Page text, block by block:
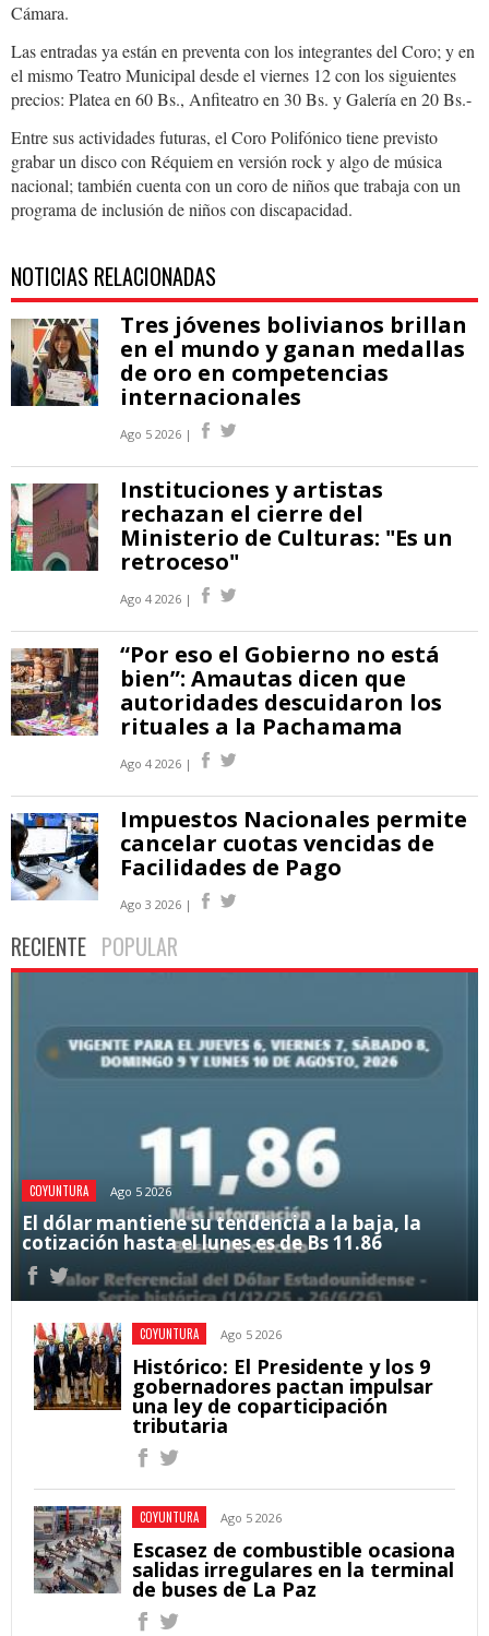
Cámara.
Las entradas ya están en preventa con los integrantes del Coro; y en
el mismo Teatro Municipal desde el viernes 12 con los siguientes
precios: Platea en 60 Bs., Anfiteatro en 30 Bs. y Galería en 20 Bs.-
Entre sus actividades futuras, el Coro Polifónico tiene previsto
grabar un disco con Réquiem en versión rock y algo de música
nacional; también cuenta con un coro de niños que trabaja con un
programa de inclusión de niños con discapacidad.
NOTICIAS RELACIONADAS
Tres jóvenes bolivianos brillan
en el mundo y ganan medallas
de oro en competencias
internacionales
Ago 5 2026 |
Instituciones y artistas
rechazan el cierre del
Ministerio de Culturas: "Es un
retroceso"
Ago 4 2026 |
“Por eso el Gobierno no está
bien”: Amautas dicen que
autoridades descuidaron los
rituales a la Pachamama
Ago 4 2026 |
Impuestos Nacionales permite
cancelar cuotas vencidas de
Facilidades de Pago
Ago 3 2026 |
RECIENTE POPULAR
COYUNTURA Ago 5 2026
El dólar mantiene su tendencia a la baja, la
cotización hasta el lunes es de Bs 11.86
COYUNTURA Ago 5 2026
Histórico: El Presidente y los 9
gobernadores pactan impulsar
una ley de coparticipación
tributaria
COYUNTURA Ago 5 2026
Escasez de combustible ocasiona
salidas irregulares en la terminal
de buses de La Paz